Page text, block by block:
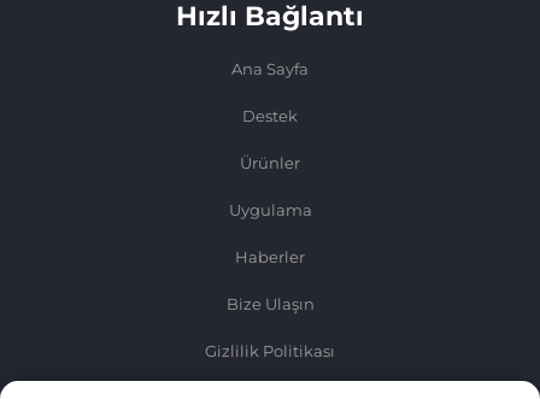
Hızlı Bağlantı
Ana Sayfa
Destek
Ürünler
Uygulama
Haberler
Bize Ulaşın
Gizlilik Politikası